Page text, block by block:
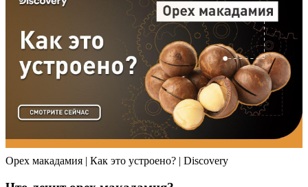
Орех макадамия | Как это устроено? | Discovery